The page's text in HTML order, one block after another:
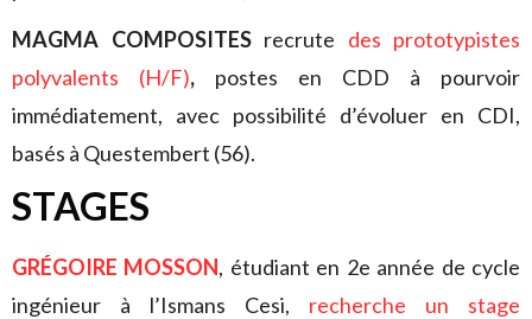
MAGMA COMPOSITES recrute des prototypistes
polyvalents (H/F), postes en CDD à pourvoir
immédiatement, avec possibilité d’évoluer en CDI,
basés à Questembert (56).
STAGES
GRÉGOIRE MOSSON, étudiant en 2e année de cycle
ingénieur à l’Ismans Cesi, recherche un stage